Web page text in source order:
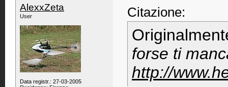
AlexxZeta
User
Data registr.: 27-03-2005
Citazione:
forse ti
http://